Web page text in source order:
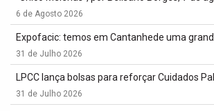
6 de Agosto 2026
Expofacic: temos em Cantanhede uma
31 de Julho 2026
LPCC lança bolsas para reforçar Cuidados
31 de Julho 2026